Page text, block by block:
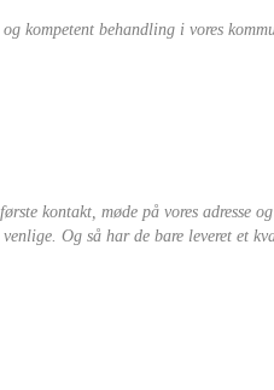
kompetent behandling i vores
kontakt, møde på vores adresse
Og så har de bare leveret et